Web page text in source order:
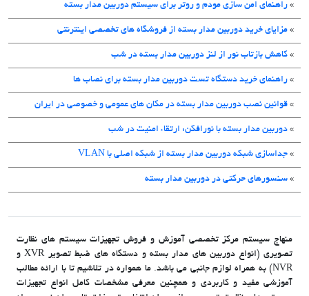
» راهنمای امن سازی مودم و روتر برای سیستم دوربین مدار بسته
» مزایای خرید دوربین مدار بسته از فروشگاه های تخصصی اینترنتی
» کاهش بازتاب نور از لنز دوربین مدار بسته در شب
» راهنمای خرید دستگاه تست دوربین مدار بسته برای نصاب ها
» قوانین نصب دوربین مدار بسته در مکان های عمومی و خصوصی در ایران
» دوربین مدار بسته با نورافکن: ارتقاء امنیت در شب
» جداسازی شبکه دوربین مدار بسته از شبکه اصلی با VLAN
» سنسورهای حرکتی در دوربین مدار بسته
منهاج سیستم مرکز تخصصی آموزش و فروش تجهیزات سیستم های نظارت
تصویری (انواع دوربین های مدار بسته و دستگاه های ضبط تصویر XVR و
NVR) به همراه لوازم جانبی می باشد. ما همواره در تلاشیم تا با ارائه مطالب
آموزشی مفید و کاربردی و همچنین معرفی مشخصات کامل انواع تجهیزات